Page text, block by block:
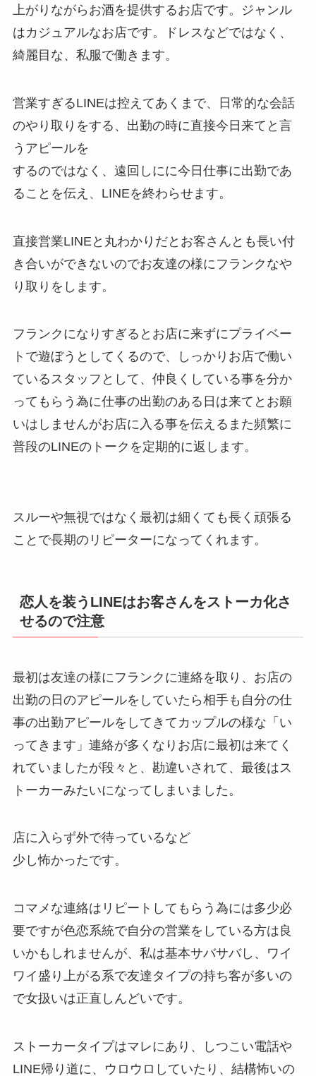
上がりながらお酒を提供するお店です。ジャンル
はカジュアルなお店です。ドレスなどではなく、
綺麗目な、私服で働きます。
営業すぎるLINEは控えてあくまで、日常的な会話
のやり取りをする、出勤の時に直接今日来てと言
うアピールを
するのではなく、遠回しにに今日仕事に出勤であ
ることを伝え、LINEを終わらせます。
直接営業LINEと丸わかりだとお客さんとも長い付
き合いができないのでお友達の様にフランクなや
り取りをします。
フランクになりすぎるとお店に来ずにプライベー
トで遊ぼうとしてくるので、しっかりお店で働い
ているスタッフとして、仲良くしている事を分か
ってもらう為に仕事の出勤のある日は来てとお願
いはしませんがお店に入る事を伝えるまた頻繁に
普段のLINEのトークを定期的に返します。
スルーや無視ではなく最初は細くても長く頑張る
ことで長期のリピーターになってくれます。
恋人を装うLINEはお客さんをストーカ化さ
せるので注意
最初は友達の様にフランクに連絡を取り、お店の
出勤の日のアピールをしていたら相手も自分の仕
事の出勤アピールをしてきてカップルの様な「い
ってきます」連絡が多くなりお店に最初は来てく
れていましたが段々と、勘違いされて、最後はス
トーカーみたいになってしまいました。
店に入らず外で待っているなど
少し怖かったです。
コマメな連絡はリピートしてもらう為には多少必
要ですが色恋系統で自分の営業をしている方は良
いかもしれませんが、私は基本サバサバし、ワイ
ワイ盛り上がる系で友達タイプの持ち客が多いの
で女扱いは正直しんどいです。
ストーカータイプはマレにあり、しつこい電話や
LINE帰り道に、ウロウロしていたり、結構怖いの